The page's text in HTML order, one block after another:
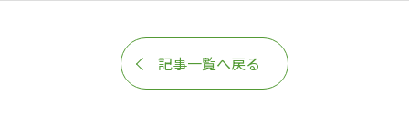
記事一覧へ戻る